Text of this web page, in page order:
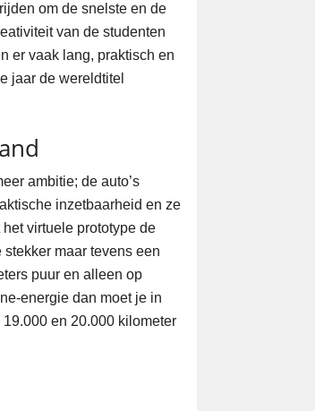
om de snelste en de
van de studenten
er vaak lang, praktisch en
jaar de wereldtitel
ambitie; de auto’s
inzetbaarheid en ze
virtuele prototype de
maar tevens een
puur en alleen op
energie dan moet je in
en 20.000 kilometer